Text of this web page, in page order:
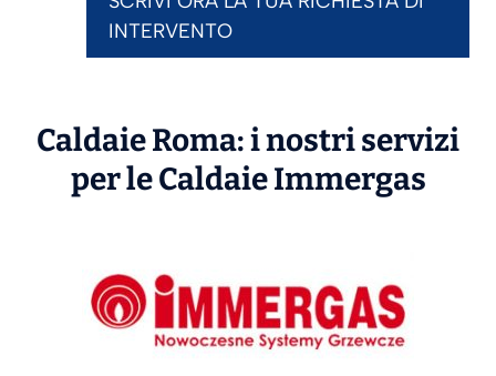
INTERVENTO
Caldaie Roma: i nostri servizi
per le CaldaieImmergas